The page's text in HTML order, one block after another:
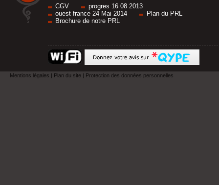
CGV
progres 16 08 2013
ouest france 24 Mai 2014
Plan du PRL
Brochure de notre PRL
Mentions légales | Plan du site | Protection des données personnelles